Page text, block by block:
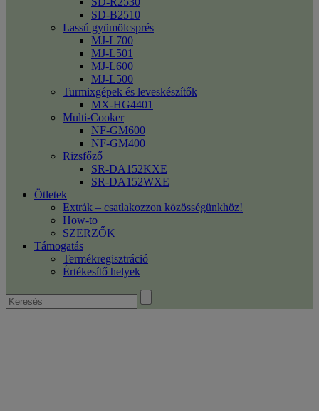
SD-B2510
Lassú gyümölcsprés
MJ-L700
MJ-L501
MJ-L600
MJ-L500
Turmixgépek és leveskészítők
MX-HG4401
Multi-Cooker
NF-GM600
NF-GM400
Rizsfőző
SR-DA152KXE
SR-DA152WXE
Ötletek
Extrák – csatlakozzon közösségünkhöz!
How-to
SZERZŐK
Támogatás
Termékregisztráció
Értékesítő helyek